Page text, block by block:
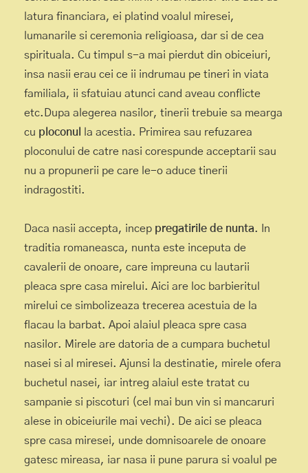
latura financiara, ei platind voalul miresei,
lumanarile si ceremonia religioasa, dar si de cea
spirituala. Cu timpul s-a mai pierdut din obiceiuri,
insa nasii erau cei ce ii indrumau pe tineri in viata
familiala, ii sfatuiau atunci cand aveau conflicte
etc.Dupa alegerea nasilor, tinerii trebuie sa mearga
cu ploconul
la acestia. Primirea sau refuzarea
ploconului de catre nasi corespunde acceptarii sau
nu a propunerii pe care le-o aduce tinerii
indragostiti.
Daca nasii accepta, incep pregatirile de nunta. In
traditia romaneasca, nunta este inceputa de
cavalerii de onoare, care impreuna cu lautarii
pleaca spre casa mirelui. Aici are loc barbieritul
mirelui ce simbolizeaza trecerea acestuia de la
flacau la barbat. Apoi alaiul pleaca spre casa
nasilor. Mirele are datoria de a cumpara buchetul
nasei si al miresei. Ajunsi la destinatie, mirele ofera
buchetul nasei, iar intreg alaiul este tratat cu
sampanie si piscoturi (cel mai bun vin si mancaruri
alese in obiceiurile mai vechi). De aici se pleaca
spre casa miresei, unde domnisoarele de onoare
gatesc mireasa, iar nasa ii pune parura si voalul pe